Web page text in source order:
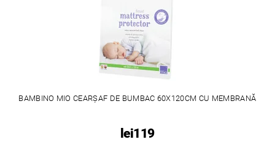
BAMBINO MIO CEARȘAF DE BUMBAC 60X120CM CU MEMBRANĂ
lei119